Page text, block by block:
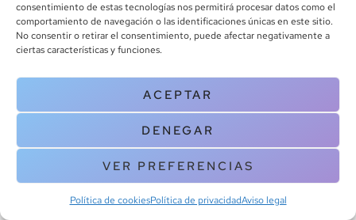
consentimiento de estas tecnologías nos permitirá procesar datos como el
comportamiento de navegación o las identificaciones únicas en este sitio.
No consentir o retirar el consentimiento, puede afectar negativamente a
ciertas características y funciones.
ACEPTAR
DENEGAR
VER PREFERENCIAS
Política de cookiesPolítica de privacidadAviso legal
info@canoalibros.com
pedidos@canoalibros.com
+34 934 242 391
CONTACTO
Copyright © 2025 Canoa Libros. All Rights Reserved |
cookies
| Aviso legal